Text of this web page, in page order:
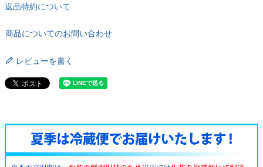
返品特約について
商品についてのお問い合わせ
レビューを書く